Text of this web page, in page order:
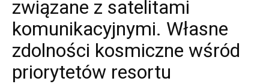
związane z satelitami
komunikacyjnymi. Własne
zdolności kosmiczne wśród
priorytetów resortu